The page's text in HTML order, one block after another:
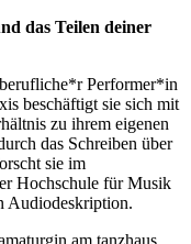
das Teilen deiner
Performer*in
beschäftigt sie sich mit
zu ihrem eigenen
das Schreiben über
sie im
Hochschule für Musik
Audiodeskription.
am tanzhaus